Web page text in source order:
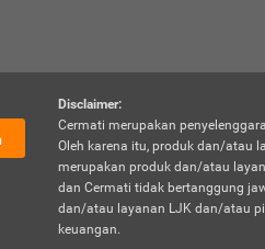
Disclaimer:
Cermati merupakan
Oleh karena itu, produk dan/atau
merupakan produk dan/atau
dan Cermati tidak bertanggung
dan/atau layanan LJK dan/atau
keuangan.